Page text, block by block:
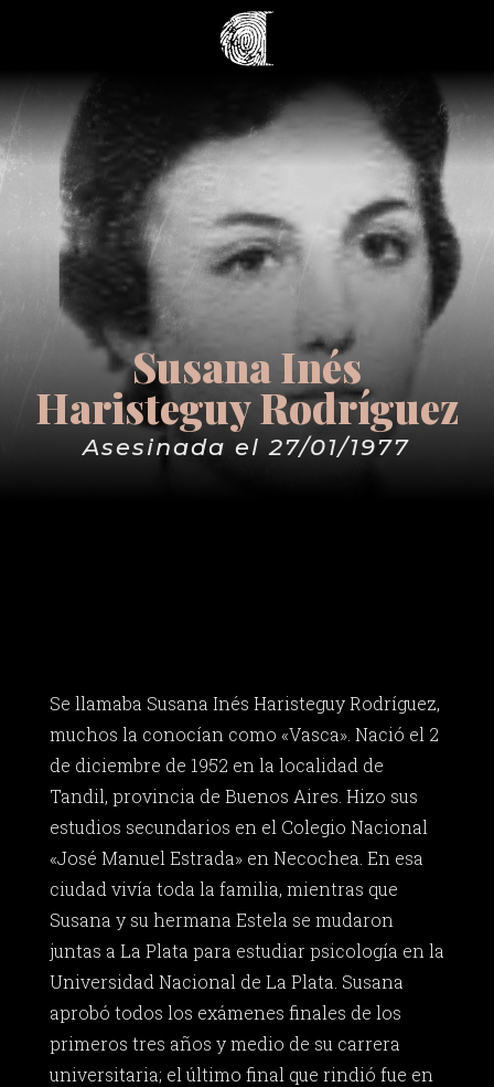
Susana Inés
Haristeguy Rodríguez
Asesinada el 27/01/1977
Se llamaba Susana Inés Haristeguy Rodríguez,
muchos la conocían como «Vasca». Nació el 2
de diciembre de 1952 en la localidad de
Tandil, provincia de Buenos Aires. Hizo sus
estudios secundarios en el Colegio Nacional
«José Manuel Estrada» en Necochea. En esa
ciudad vivía toda la familia, mientras que
Susana y su hermana Estela se mudaron
juntas a La Plata para estudiar psicología en la
Universidad Nacional de La Plata. Susana
aprobó todos los exámenes finales de los
primeros tres años y medio de su carrera
universitaria; el último final que rindió fue en